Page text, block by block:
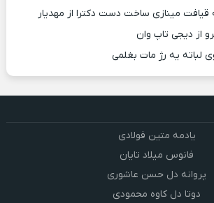
قیافت مینازی ساخت دست دکترا از مهدیار
از ديجی تاپ وان
لباته یه رژ مات بغلمی
یادمه متین فولادی
فانوس میلاد تایان
پروانه دل حسن عاشوری
دوتا دل کاوه محمودی